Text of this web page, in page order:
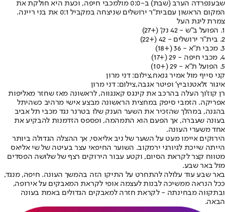
שבענפרדה הערב (שבת) ב-0:0 מול מכבי חיפה, וכעת היא חולקת את
המקום הראשון עםבית"ר ירושלים שניצחה במקביל 0:1 את בני ריינה.
צמרת ליגת העל
1. הפועל ב"ש - 42 נק' (+27)
2. בית"ר ירושלים - 42 (+22)
3. מכבי ת"א - 36 (+18)
4. מכבי חיפה - 29 (+17)
5. הפועל ת"א - 29 (+10)
קני סייף מול אמיר גנאח,צילום: דני מרון
איגור זלאטנוביץ' ופיטר אגבה,צילום: דני מרון
רן קוז'וך העלה בהרכב את קינגס קאנגווה, לראשונה מאז שחזר מאליפות
אפריקה. הזמבי סיפק במחצית הראשונה מבצע אישי מרהיב כשהיתל
בהגנה, במהלך שהזכיר את השער הענק שלו בטרנר נגד מכבי תל אביב
בעונה שעברה, אך הפעם הוא התמהמה, ופספס הזדמנות להבקיע את
אחד משערי העונה.
הירוקים איימו מעט על השער של ניב אליאסי, אך ההצלה הגדולה ביותר
הייתה שייכת לגיורגי ירמקוב. השוער החיפאי עצר בעיטה של שי אליאס
מטווח קצר לקראת הסיום, וקטע עבור הירוקים רצף של שלושה הפסדים
מול באר שבע.
באר שבע עוד עלולה להתחרט על התיקו הזה בהמשך העונה. חיפה, מנגד,
ככל הנראה ממשיכה לבנות לעצמה אופי לקראת המאבקים על אירופה,
ובתקווה מבחינתה - לקראת חזרה למאבקים הגדולים באמת בעונה
הבאה.